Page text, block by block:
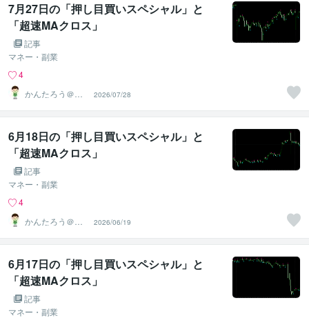
7月27日の「押し目買いスペシャル」と
「超速MAクロス」
記事
マネー・副業
4
かんたろう＠か
んたんFX
2026/07/28
6月18日の「押し目買いスペシャル」と
「超速MAクロス」
記事
マネー・副業
4
かんたろう＠か
んたんFX
2026/06/19
6月17日の「押し目買いスペシャル」と
「超速MAクロス」
記事
マネー・副業